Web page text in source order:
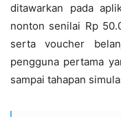
ditawarkan pada
nonton senilai Rp
serta voucher
pengguna pertama
sampai tahapan